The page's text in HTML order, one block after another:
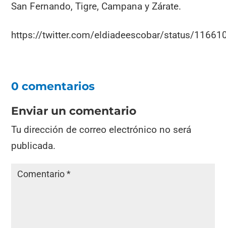
San Fernando, Tigre, Campana y Zárate.
https://twitter.com/eldiadeescobar/status/
0 comentarios
Enviar un comentario
Tu dirección de correo electrónico no será
publicada.